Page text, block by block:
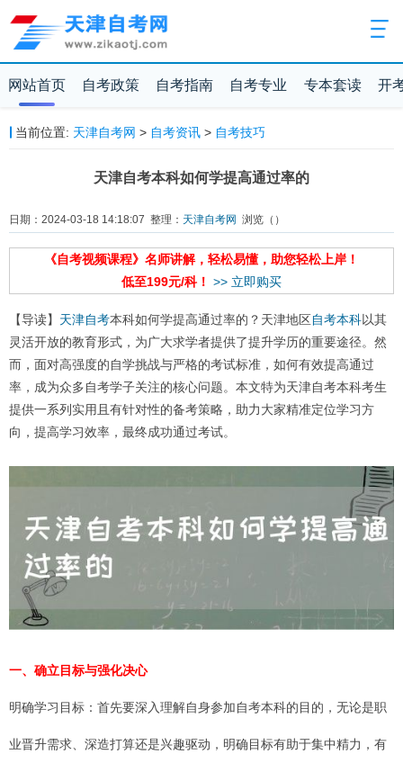
网站首页 自考政策 自考指南 自考专业 专本套读 开
当前位置: 天津自考网 > 自考资讯> 自考技巧
天津自考本科如何学提高通过率的
日期：2024-03-18 14:18:07 整理： 天津自考网 浏览（ ）
《自考视频课程》名师讲解，轻松易懂，助您轻松上岸！
低至199元/科！ >> 立即购买
【导读】 天津自考本科如何学提高通过率的？天津地区自考本科以其
灵活开放的教育形式，为广大求学者提供了提升学历的重要途径。然
而，面对高强度的自学挑战与严格的考试标准，如何有效提高通过
率，成为众多自考学子关注的核心问题。本文特为天津自考本科考生
提供一系列实用且有针对性的备考策略，助力大家精准定位学习方
向，提高学习效率，最终成功通过考试。
一、确立目标与强化决心
明确学习目标：首先要深入理解自身参加自考本科的目的，无论是职
业晋升需求、深造打算还是兴趣驱动，明确目标有助于集中精力，有